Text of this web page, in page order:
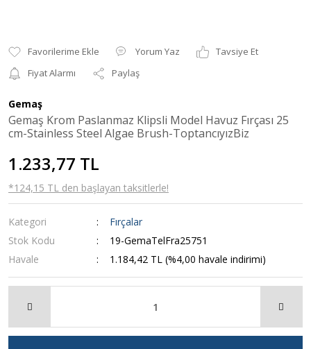
Yorum Yaz
Tavsiye Et
Fiyat Alarmı
Paylaş
Gemaş
Gemaş Krom Paslanmaz Klipsli Model Havuz Fırçası 25
cm-Stainless Steel Algae Brush-ToptancıyızBiz
1.233,77 TL
*124,15 TL den başlayan taksitlerle!
Kategori
Fırçalar
Stok Kodu
19-GemaTelFra25751
Havale
1.184,42 TL (%4,00 havale indirimi)